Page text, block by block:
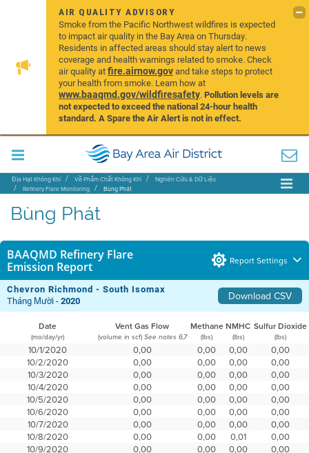
AIR QUALITY ADVISORY
Smoke from the Pacific Northwest wildfires is expected
to impact air quality in the Bay Area on Thursday.
Residents in affected areas should stay alert to news
coverage and health warnings related to smoke. Check
air quality atfire.airnow.govand take steps to protect
your health from smoke. Learn how at
www.baaqmd.gov/wildfiresafety.Pollution levels are
not expected to exceed the national 24-hour health
standard. A Spare the Air Alert is not in effect.
Địa Hạt Không Khí Về Phẩm Chất Không Khí
Nghiên Cứu & Dữ Liệu
Refinery Flare Monitoring
Bùng Phát
Bùng Phát
BAAQMD Refinery Flare
Emission Report
Report Settings
Chevron Richmond - South Isomax Download CSV
Tháng Mười -2020
Date Vent Gas Flow Methane NMHC Sulfur Dioxide
(mo/day/yr) (volume in scf) See notes 6,7 (lbs) (lbs) (lbs)
10/1/2020 0,00 0,00 0,00
0,00
10/2/2020
0,00 0,00 0,00
0,00
10/3/2020
0,00 0,00 0,00
0,00
10/4/2020
0,00 0,00 0,00
0,00
10/5/2020
0,00 0,00 0,00
0,00
10/6/2020
0,00 0,00 0,00
0,00
10/7/2020
0,00 0,00 0,00
0,00
10/8/2020
0,00 0,00 0,01
0,00
10/9/2020
0,00 0,00 0,00
0,00